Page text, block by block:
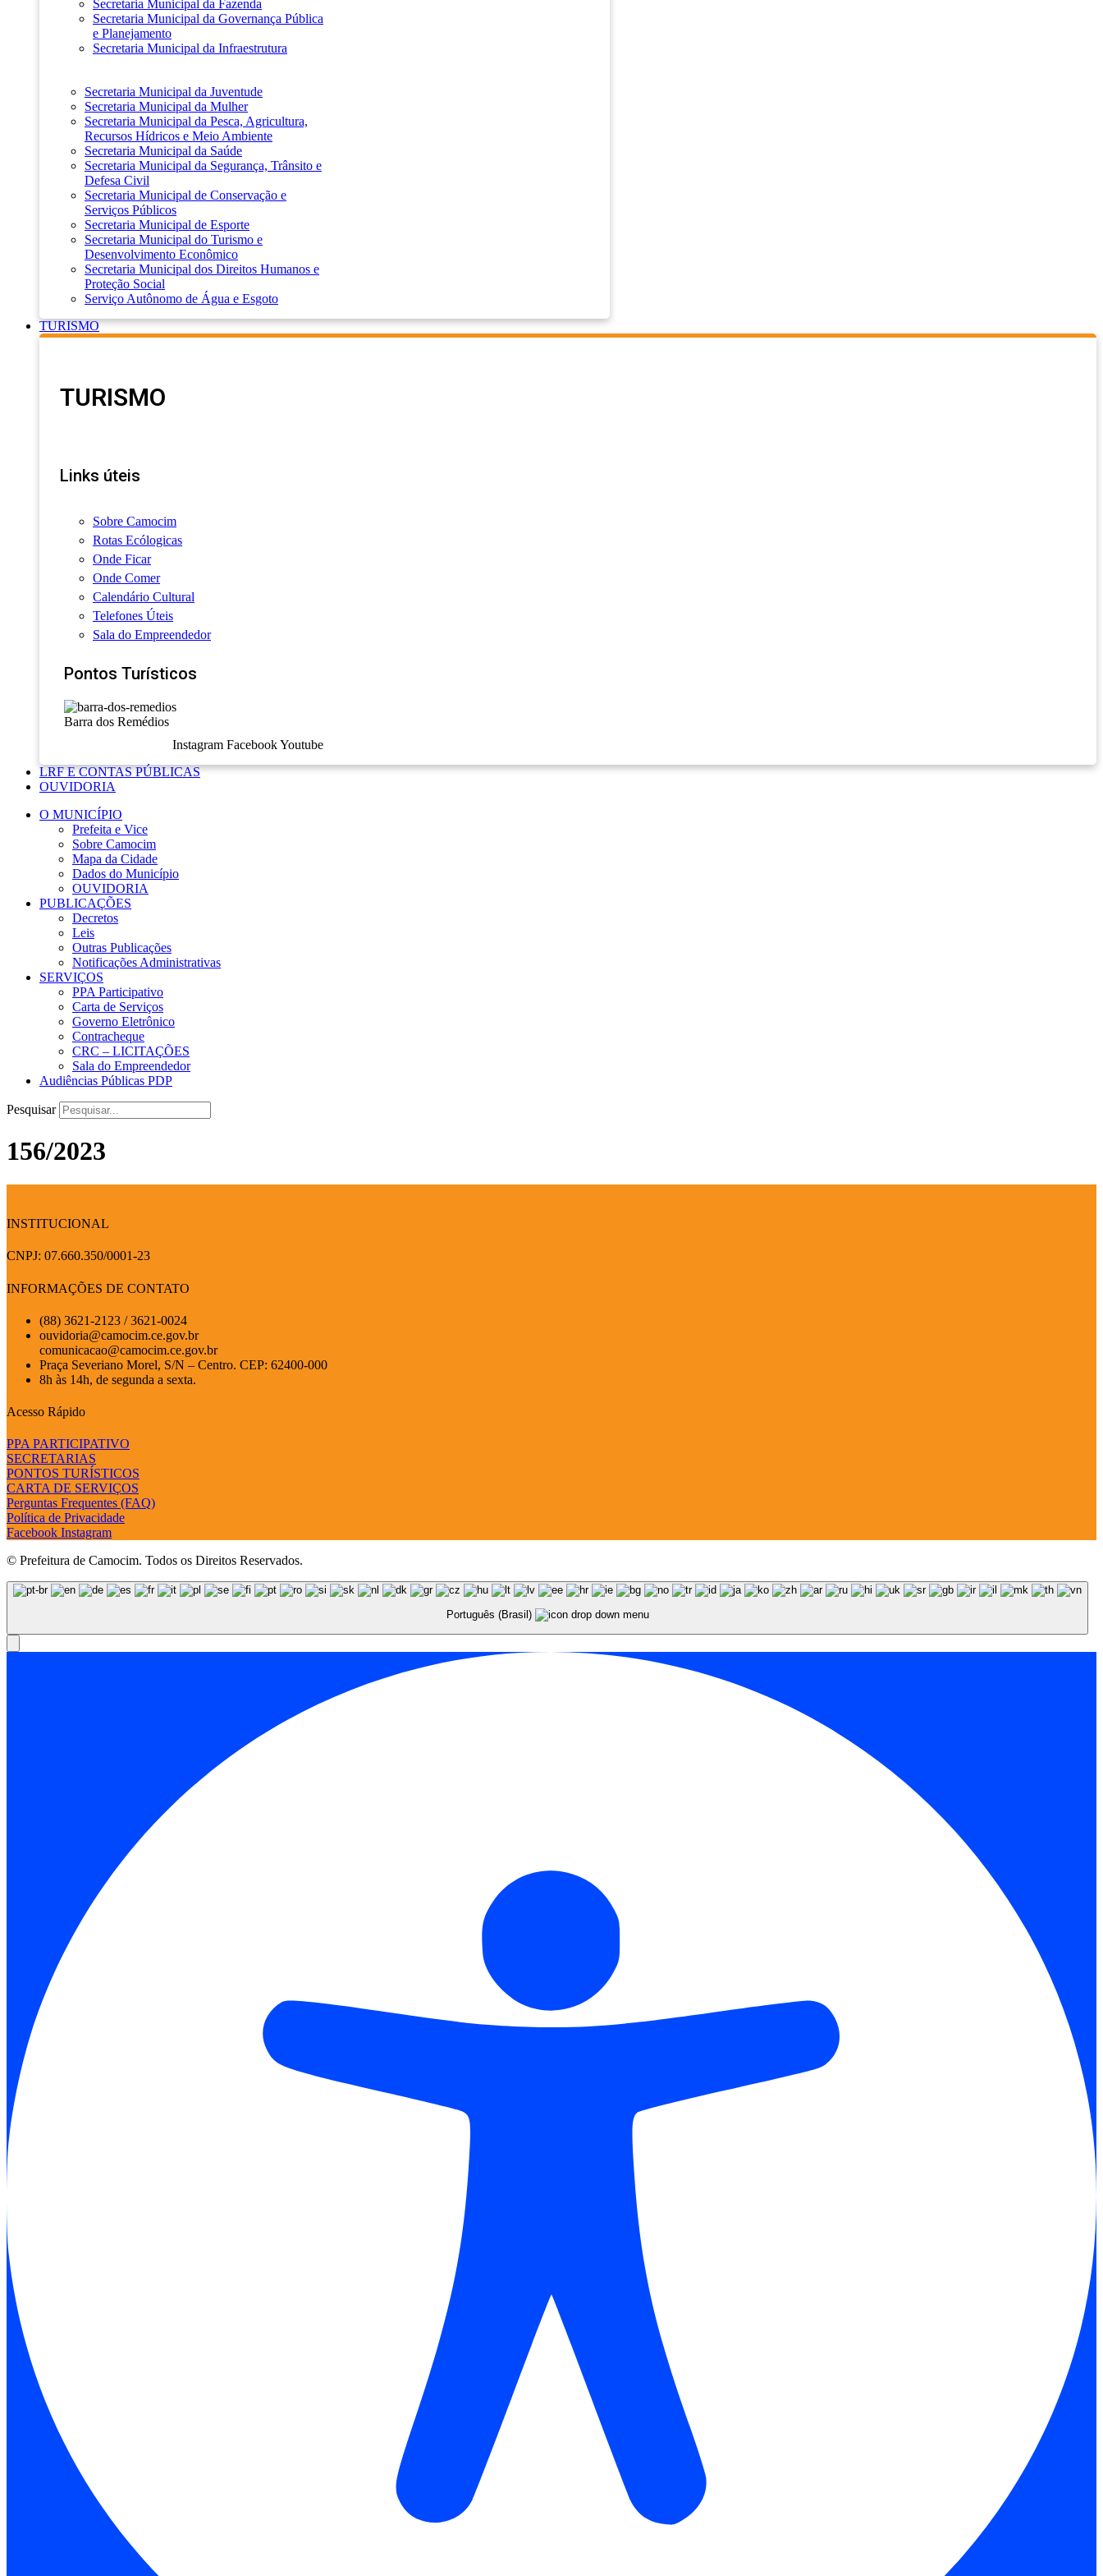
Secretaria Municipal da Fazenda
Secretaria Municipal da Governança Pública
e Planejamento
Secretaria Municipal da Infraestrutura
Secretaria Municipal da Juventude
Secretaria Municipal da Mulher
Secretaria Municipal da Pesca, Agricultura,
Recursos Hídricos e Meio Ambiente
Secretaria Municipal da Saúde
Secretaria Municipal da Segurança, Trânsito e
Defesa Civil
Secretaria Municipal de Conservação e
Serviços Públicos
Secretaria Municipal de Esporte
Secretaria Municipal do Turismo e
Desenvolvimento Econômico
Secretaria Municipal dos Direitos Humanos e
Proteção Social
Serviço Autônomo de Água e Esgoto
TURISMO
TURISMO
Links úteis
Sobre Camocim
Rotas Ecólogicas
Onde Ficar
Onde Comer
Calendário Cultural
Telefones Úteis
Sala do Empreendedor
Pontos Turísticos
Barra dos Remédios
Instagram FacebookYoutube
LRF E CONTAS PÚBLICAS
OUVIDORIA
O MUNICÍPIO
Prefeita e Vice
Sobre Camocim
Mapa da Cidade
Dados do Município
OUVIDORIA
PUBLICAÇÕES
Decretos
Leis
Outras Publicações
Notificações Administrativas
SERVIÇOS
PPA Participativo
Carta de Serviços
Governo Eletrônico
Contracheque
CRC – LICITAÇÕES
Sala do Empreendedor
Audiências Públicas PDP
Pesquisar
156/2023
INSTITUCIONAL
CNPJ: 07.660.350/0001-23
INFORMAÇÕES DE CONTATO
(88) 3621-2123 / 3621-0024
ouvidoria@camocim.ce.gov.br
comunicacao@camocim.ce.gov.br
Praça Severiano Morel, S/N – Centro. CEP: 62400-000
8h às 14h, de segunda a sexta.
Acesso Rápido
PPA PARTICIPATIVO
SECRETARIAS
PONTOS TURÍSTICOS
CARTA DE SERVIÇOS
Perguntas Frequentes (FAQ)
Política de Privacidade
Facebook Instagram
© Prefeitura de Camocim. Todos os Direitos Reservados.
Português (Brasil)